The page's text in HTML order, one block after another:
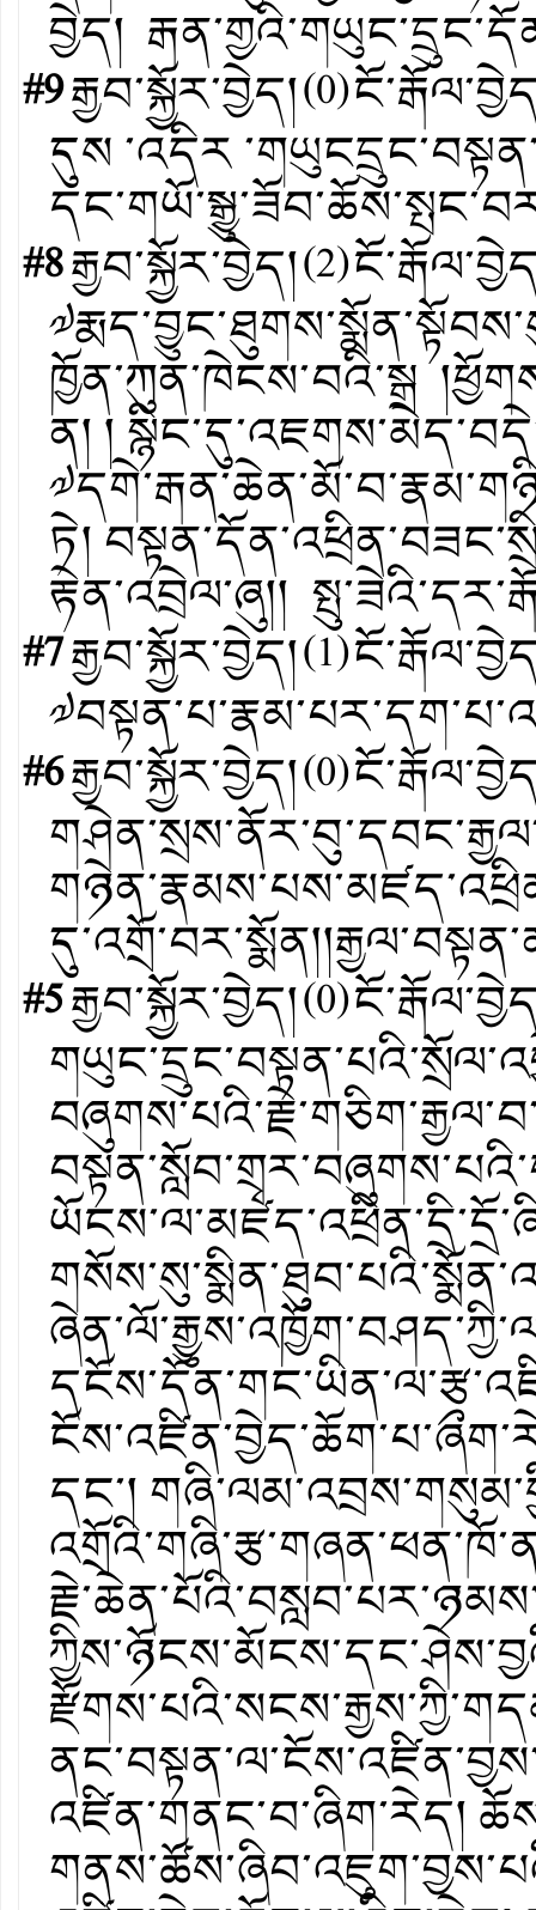
བྱེད།
#9རྒྱབ་སྐྱོར་བྱེད།(0)
དུས ་འདིར
#8རྒྱབ་སྐྱོར་བྱེད།(2)
ཁྱོན་ཀུན་ཁེངས་བའི་སྒྲ
ན། །
ཏེ།
རྟེན་འབྲེལ་ཞུ།།
#7རྒྱབ་སྐྱོར་བྱེད།(1)
#6རྒྱབ་སྐྱོར་བྱེད།(0)
#5རྒྱབ་སྐྱོར་བྱེད།(0)
དང་།
འཛིན་གནང་བ་ཞིག་རེད།